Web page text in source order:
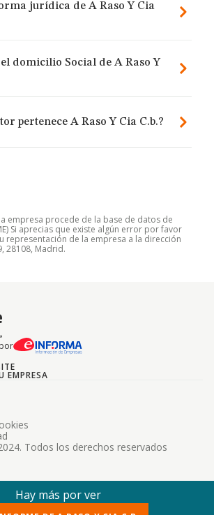
jurídica de A Raso Y Cia
domicilio Social de A Raso Y
pertenece A Raso Y Cia C.b.?
empresa procede de la base de datos de
Si aprecias que existe algún error por favor
representación de la empresa a la dirección
28108, Madrid.
EMPRESA
Todos los derechos reservados
Hay más por ver